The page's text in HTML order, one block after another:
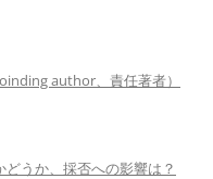
author、責任著者）
うか、採否への影響は？